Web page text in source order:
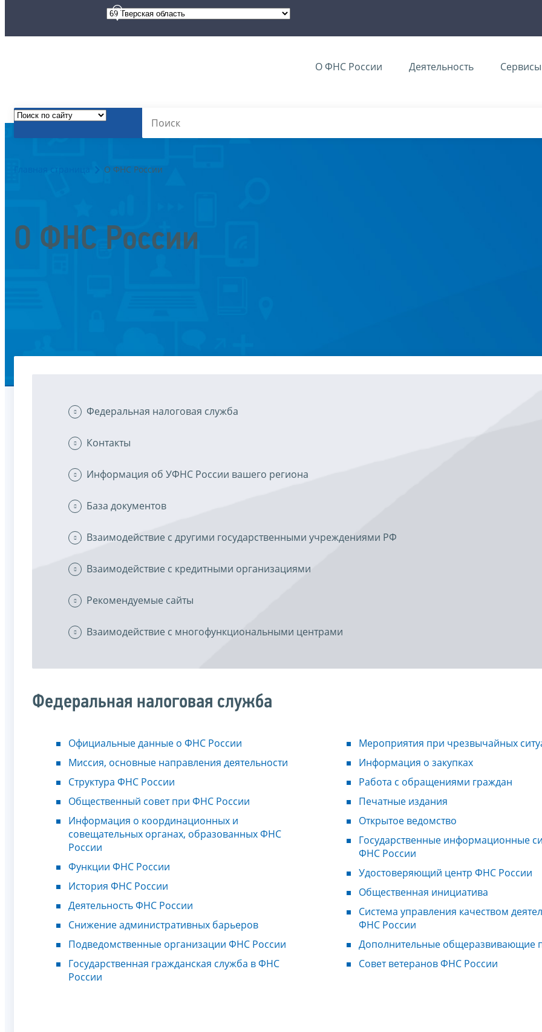
О ФНС России Деятельность Сервисы
Главная страница О ФНС России
О ФНС России
Федеральная налоговая служба
Контакты
Информация об УФНС России вашего региона
База документов
Взаимодействие с другими государственными учреждениями РФ
Взаимодействие с кредитными организациями
Рекомендуемые сайты
Взаимодействие с многофункциональными центрами
Федеральная налоговая служба
Официальные данные о ФНС России
Миссия, основные направления деятельности
Структура ФНС России
Общественный совет при ФНС России
Информация о координационных и
совещательных органах, образованных ФНС
России
Функции ФНС России
История ФНС России
Деятельность ФНС России
Снижение административных барьеров
Подведомственные организации ФНС России
Государственная гражданская служба в ФНС
России
Мероприятия при чрезвычайных
Информация о закупках
Работа с обращениями граждан
Печатные издания
Открытое ведомство
Государственные информационные
ФНС России
Удостоверяющий центр ФНС России
Общественная инициатива
Система управления качеством
ФНС России
Дополнительные общеразвивающие
Совет ветеранов ФНС России